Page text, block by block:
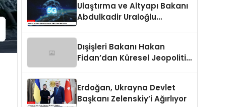
Ulaştırma ve Altyapı Bakanı
Abdulkadir Uraloğlu
Dışişleri Bakanı Hakan
Fidan’dan Küresel Jeopolitik
Erdoğan, Ukrayna Devlet
Başkanı Zelenskiy’i Ağırlıyor